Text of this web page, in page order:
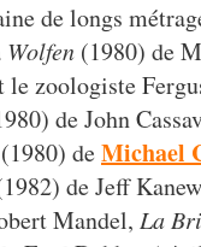
de longs
Wolfen (1980) de
zoologiste
de John
(1980) deMichael
de Jeff
Mandel, La